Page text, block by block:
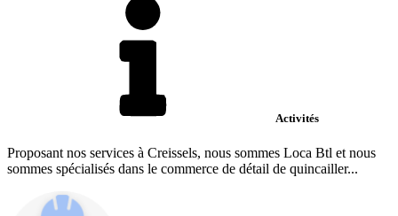
Activités
Proposant nos services à Creissels, nous sommes Loca Btl et nous
sommes spécialisés dans le commerce de détail de quincailler...